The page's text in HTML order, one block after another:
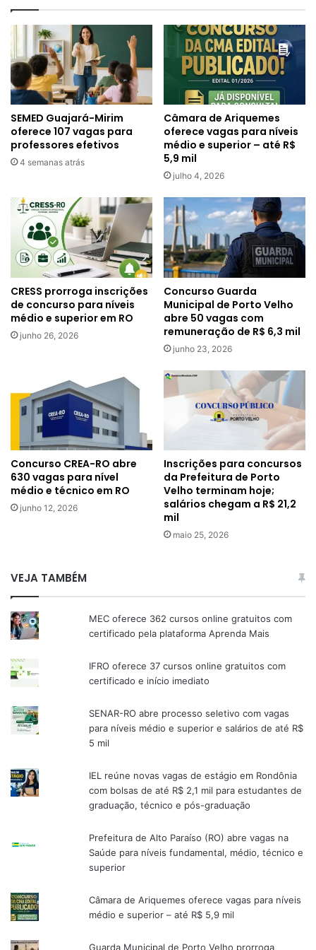
SEMED Guajará-Mirim
oferece 107 vagas para
professores efetivos
4 semanas atrás
Câmara de Ariquemes
oferece vagas para níveis
médio e superior – até R$
5,9 mil
julho 4, 2026
CRESS prorroga inscrições
de concurso para níveis
médio e superior em RO
junho 26, 2026
Concurso Guarda
Municipal de Porto Velho
abre 50 vagas com
remuneração de R$ 6,3 mil
junho 23, 2026
Concurso CREA-RO abre
630 vagas para nível
médio e técnico em RO
junho 12, 2026
Inscrições para concursos
da Prefeitura de Porto
Velho terminam hoje;
salários chegam a R$ 21,2
mil
maio 25, 2026
VEJA TAMBÉM
MEC oferece 362 cursos online gratuitos com
certificado pela plataforma Aprenda Mais
IFRO oferece 37 cursos online gratuitos com
certificado e início imediato
SENAR-RO abre processo seletivo com vagas
para níveis médio e superior e salários de até R$
5 mil
IEL reúne novas vagas de estágio em Rondônia
com bolsas de até R$ 2,1 mil para estudantes de
graduação, técnico e pós-graduação
Prefeitura de Alto Paraíso (RO) abre vagas na
Saúde para níveis fundamental, médio, técnico e
superior
Câmara de Ariquemes oferece vagas para níveis
médio e superior – até R$ 5,9 mil
Guarda Municipal de Porto Velho prorroga